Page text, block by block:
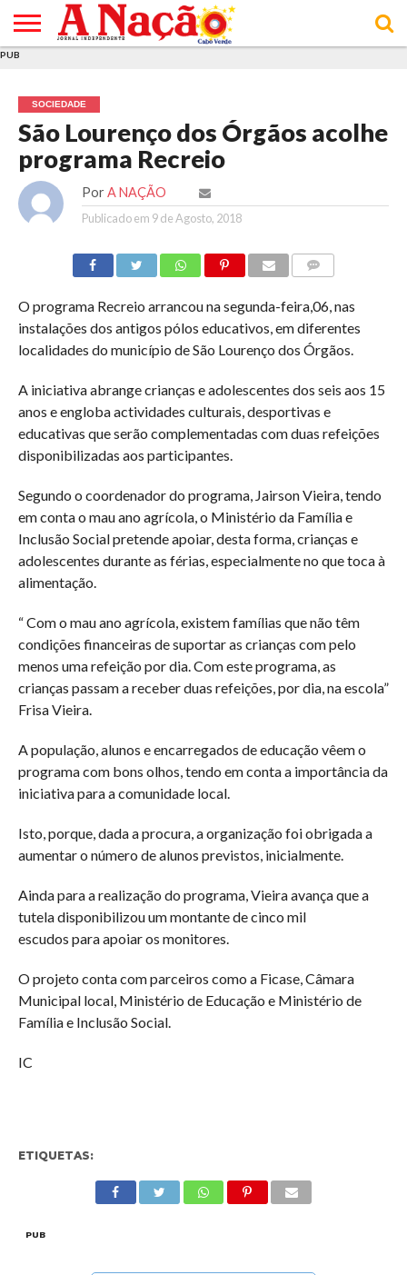
E DE
COOKIES
DE
UTILIZAÇÃO
PUB
SOCIEDADE
São Lourenço dos Órgãos acolhe
programa Recreio
Por A NAÇÃO
Publicado em 9 de Agosto, 2018
O programa Recreio arrancou na segunda-feira,06, nas
instalações dos antigos pólos educativos, em diferentes
localidades do município de São Lourenço dos Órgãos.
A iniciativa abrange crianças e adolescentes dos seis aos 15
anos e engloba actividades culturais, desportivas e
educativas que serão complementadas com duas refeições
disponibilizadas aos participantes.
Segundo o coordenador do programa, Jairson Vieira, tendo
em conta o mau ano agrícola, o Ministério da Família e
Inclusão Social pretende apoiar, desta forma, crianças e
adolescentes durante as férias, especialmente no que toca à
alimentação.
“ Com o mau ano agrícola, existem famílias que não têm
condições financeiras de suportar as crianças com pelo
menos uma refeição por dia. Com este programa, as
crianças passam a receber duas refeições, por dia, na escola”
Frisa Vieira.
A população, alunos e encarregados de educação vêem o
programa com bons olhos, tendo em conta a importância da
iniciativa para a comunidade local.
Isto, porque, dada a procura, a organização foi obrigada a
aumentar o número de alunos previstos, inicialmente.
Ainda para a realização do programa, Vieira avança que a
tutela disponibilizou um montante de cinco mil
escudos para apoiar os monitores.
O projeto conta com parceiros como a Ficase, Câmara
Municipal local, Ministério de Educação e Ministério de
Família e Inclusão Social.
IC
ETIQUETAS:
PUB